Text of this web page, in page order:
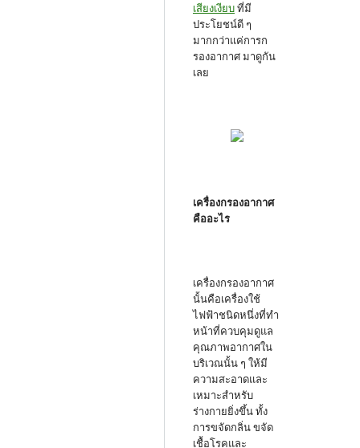
เสียงเงียบที่มี
ประโยชน์ดี ๆ
มากกว่าแค่การก
รองอากาศ มาดูกัน
เลย
เครื่องกรองอากาศ
คืออะไร
เครื่องกรองอากาศ
นั้นคือเครื่องใช้
ไฟฟ้าชนิดหนึ่งที่ทำ
หน้าที่ควบคุมดูแล
คุณภาพอากาศใน
บริเวณนั้น ๆ ให้มี
ความสะอาดและ
เหมาะสำหรับ
ร่างกายยิ่งขึ้น ทั้ง
การขจัดกลิ่น ขจัด
เชื้อโรคและ